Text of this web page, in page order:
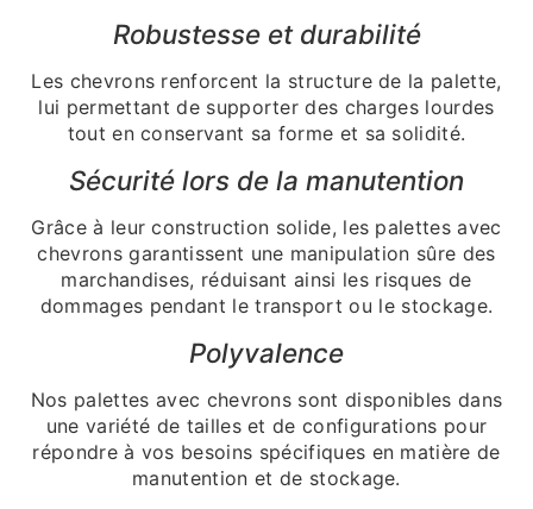
Robustesse et durabilité
Les chevrons renforcent la structure de la palette,
lui permettant de supporter des charges lourdes
tout en conservant sa forme et sa solidité.
Sécurité lors de la manutention
Grâce à leur construction solide, les palettes avec
chevrons garantissent une manipulation sûre des
marchandises, réduisant ainsi les risques de
dommages pendant le transport ou le stockage.
Polyvalence
Nos palettes avec chevrons sont disponibles dans
une variété de tailles et de configurations pour
répondre à vos besoins spécifiques en matière de
manutention et de stockage.